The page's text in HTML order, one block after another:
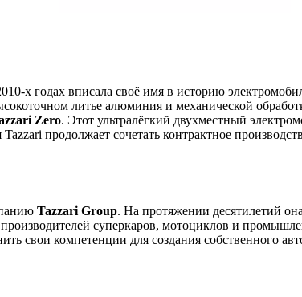
х годах вписала своё имя в историю
литье алюминия и механической
Zero. Этот ультралёгкий двухместный
продолжает сочетать контрактное
Tazzari Group. На протяжении десятилетий
суперкаров, мотоциклов и
свои компетенции для создания собственного